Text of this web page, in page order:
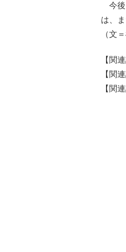
今後
は、
（文
【関
【関
【関